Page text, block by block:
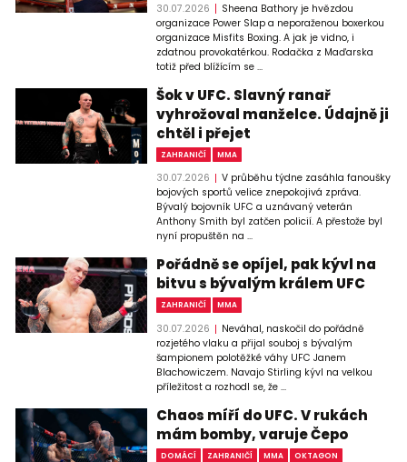
30.07.2026
Sheena Bathory je hvězdou
organizace Power Slap a neporaženou boxerkou
organizace Misfits Boxing. A jak je vidno, i
zdatnou provokatérkou. Rodačka z Maďarska
totiž před blížícím se ...
Šok v UFC. Slavný ranař
vyhrožoval manželce. Údajně ji
chtěl i přejet
ZAHRANIČÍ MMA
30.07.2026
V průběhu týdne zasáhla fanoušky
bojových sportů velice znepokojivá zpráva.
Bývalý bojovník UFC a uznávaný veterán
Anthony Smith byl zatčen policií. A přestože byl
nyní propuštěn na ...
Pořádně se opíjel, pak kývl na
bitvu s bývalým králem UFC
ZAHRANIČÍ MMA
30.07.2026
Neváhal, naskočil do pořádně
rozjetého vlaku a přijal souboj s bývalým
šampionem polotěžké váhy UFC Janem
Blachowiczem. Navajo Stirling kývl na velkou
příležitost a rozhodl se, že ...
Chaos míří do UFC. V rukách
mám bomby, varuje Čepo
DOMÁCÍ ZAHRANIČÍ MMA OKTAGON